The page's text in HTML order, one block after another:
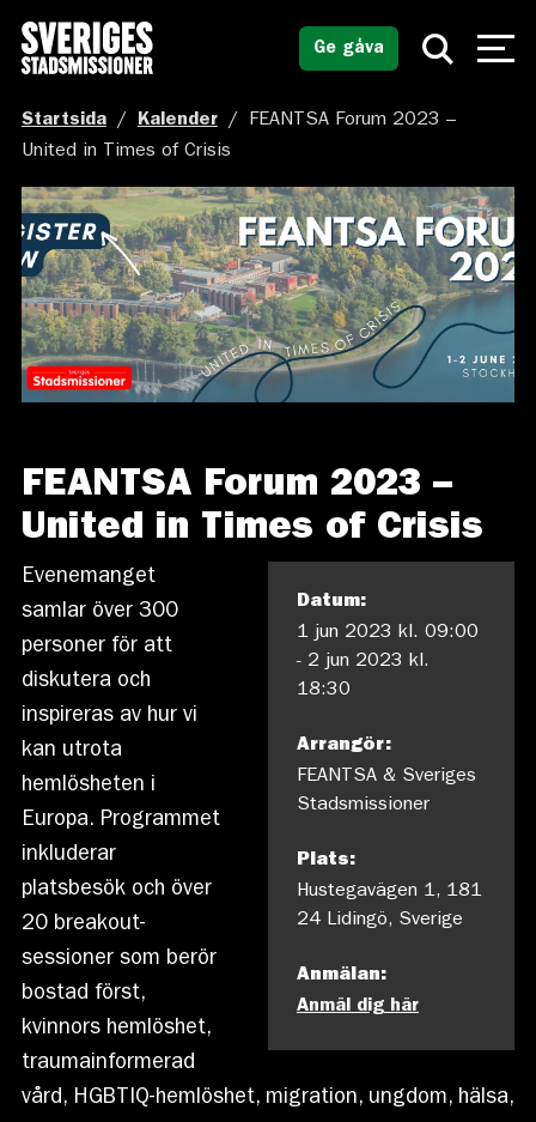
Ge gåva
Startsida / Kalender /
FEANTSA Forum 2023 –
United in Times of Crisis
FEANTSA Forum 2023 –
United in Times of Crisis
Datum:
1 jun 2023 kl. 09:00
- 2 jun 2023 kl.
18:30
Arrangör:
FEANTSA & Sveriges
Stadsmissioner
Plats:
Hustegavägen 1, 181
24 Lidingö, Sverige
Anmälan:
Anmäl dig här
Evenemanget
samlar över 300
personer för att
diskutera och
inspireras av hur vi
kan utrota
hemlösheten i
Europa. Programmet
inkluderar
platsbesök och över
20 breakout-
sessioner som berör
bostad först,
kvinnors hemlöshet,
traumainformerad
vård, HGBTIQ-hemlöshet, migration, ungdom, hälsa,